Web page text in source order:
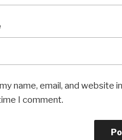
name, email, and website
I comment.